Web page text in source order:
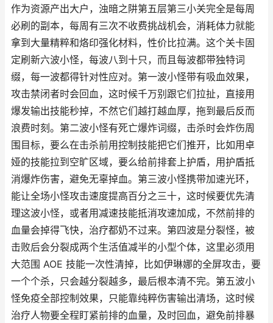
作为资源产出大户，浊暗之阱第五层第三小关完全是每周
必刷的副本，每周有三次不收费挑战机会，消耗体力就能
拿到大量精粹和烙印强化材料，性价比拉满。这个关卡固
定刷新六波小怪，每波八到十只，而且每波都带独特词
缀，每一波都得针对性应对。第一波小怪带有吸血效果，
攻击禁闭者时会回血，这时候千万别跟它们拉扯，直接用
爆发输出技能秒掉，不然它们越打越血厚，拖到最后反而
浪费时刻。第二波小怪有死亡爆炸词缀，击杀时会炸伤周
围目标，要么在击杀前用控制技能把它们推开，比如用卓
娅的技能拉到空旷区域，要么给前排套上护盾，用护盾抵
消爆炸伤害，避免无辜掉血。第三波小怪携带加速光环，
能让全场小怪攻击速度提高百分之三十，这时候要优先清
理这波小怪，或者用减速技能抵消攻速加成，不然前排的
血量会掉得飞快，治疗都奶不过来。第四波是分裂怪，被
击败后会分裂成两个生活值减半的小型个体，这里必须用
大范围 AOE 技能一次性清掉，比如伊琳娜的全屏攻击，要
一个个杀，只会越分裂越多，最后根本清不完。第五波小
怪免疫全部控制效果，只能靠纯粹伤害输出清场，这时候
治疗人物要全程盯紧前排的血量，及时回血，避免前排暴